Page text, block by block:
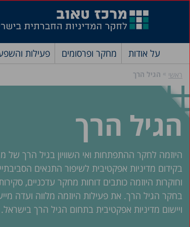
על אודות מחקר ופרסומים פעילות
ראשי » הגיל הרך
הגיל הרך
היוזמה לחקר ההתפתחות ואי השוויון בגיל הרך
בקידום מדיניות אפקטיבית לשיפור התנאים
וחוקרות היוזמה כותבים דוחות מחקר עדכניים,
בחקר הגיל הרך. את פעילות היוזמה מלווה ועדה
ויישום מדיניות אפקטיבית בתחום הגיל הרך